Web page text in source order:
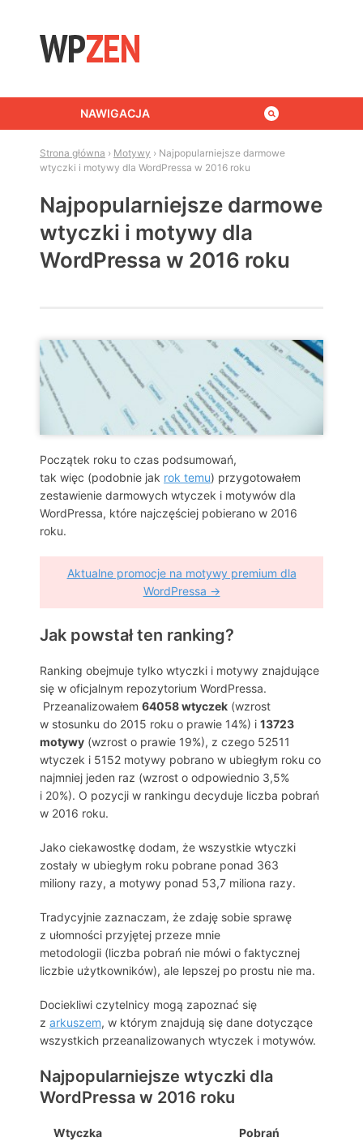
NAWIGACJA
Strona główna › Motywy › Najpopularniejsze darmowe
wtyczki i motywy dla WordPressa w 2016 roku
Najpopularniejsze darmowe
wtyczki i motywy dla
WordPressa w 2016 roku
Początek roku to czas podsumowań,
tak więc (podobnie jak rok temu) przygotowałem
zestawienie darmowych wtyczek i motywów dla
WordPressa, które najczęściej pobierano w 2016
roku.
Aktualne promocje na motywy premium dla
WordPressa →
Jak powstał ten ranking?
Ranking obejmuje tylko wtyczki i motywy znajdujące
się w oficjalnym repozytorium WordPressa.
Przeanalizowałem 64058 wtyczek (wzrost
w stosunku do 2015 roku o prawie 14%) i 13723
motywy (wzrost o prawie 19%), z czego 52511
wtyczek i 5152 motywy pobrano w ubiegłym roku co
najmniej jeden raz (wzrost o odpowiednio 3,5%
i 20%). O pozycji w rankingu decyduje liczba pobrań
w 2016 roku.
Jako ciekawostkę dodam, że wszystkie wtyczki
zostały w ubiegłym roku pobrane ponad 363
miliony razy, a motywy ponad 53,7 miliona razy.
Tradycyjnie zaznaczam, że zdaję sobie sprawę
z ułomności przyjętej przeze mnie
metodologii (liczba pobrań nie mówi o faktycznej
liczbie użytkowników), ale lepszej po prostu nie ma.
Dociekliwi czytelnicy mogą zapoznać się
z arkuszem, w którym znajdują się dane dotyczące
wszystkich przeanalizowanych wtyczek i motywów.
Najpopularniejsze wtyczki dla
WordPressa w 2016 roku
Wtyczka
Pobrań